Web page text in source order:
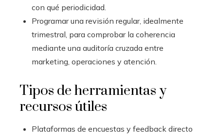
con qué periodicidad.
Programar una revisión regular, idealmente
trimestral, para comprobar la coherencia
mediante una auditoría cruzada entre
marketing, operaciones y atención.
Tipos de herramientas y
recursos útiles
Plataformas de encuestas y feedback directo